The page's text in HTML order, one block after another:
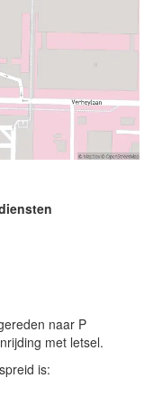
naar P
met letsel.
is: